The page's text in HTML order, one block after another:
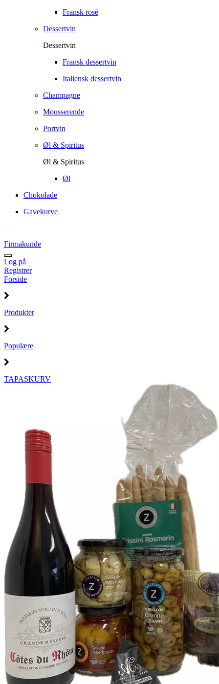
Fransk rosé
Dessertvin
Dessertvin
Fransk dessertvin
Italiensk dessertvin
Champagne
Mousserende
Portvin
Øl & Spiritus
Øl & Spiritus
Øl
Chokolade
Gavekurve
Firmakunde
Log på
Registrer
Forside
Produkter
Populære
TAPASKURV